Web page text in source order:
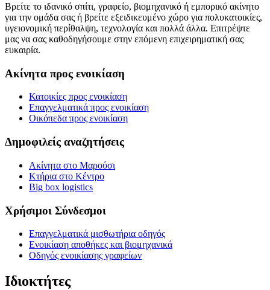
Βρείτε το ιδανικό σπίτι, γραφείο, βιομηχανικό ή εμπορικό ακίνητο
για την ομάδα σας ή βρείτε εξειδικευμένο χώρο για πολυκατοικίες,
υγειονομική περίθαλψη, τεχνολογία και πολλά άλλα. Επιτρέψτε
μας να σας καθοδηγήσουμε στην επόμενη επιχειρηματική σας
ευκαιρία.
Ακίνητα προς ενοικίαση
Κατοικίες προς ενοικίαση
Επαγγελματικά προς ενοικίαση
Οικόπεδα προς ενοικίαση
Δημοφιλείς αναζητήσεις
Ακίνητα στο Μαρούσι
Κτήρια στο Κέντρο
Big box logistics
Χρήσιμοι Σύνδεσμοι
Επαγγελματικά μισθωτήρια οδηγός
Ενοικίαση αποθήκες και βιομηχανικά
Οδηγός ενοικίασης γραφείων
Ιδιοκτήτες